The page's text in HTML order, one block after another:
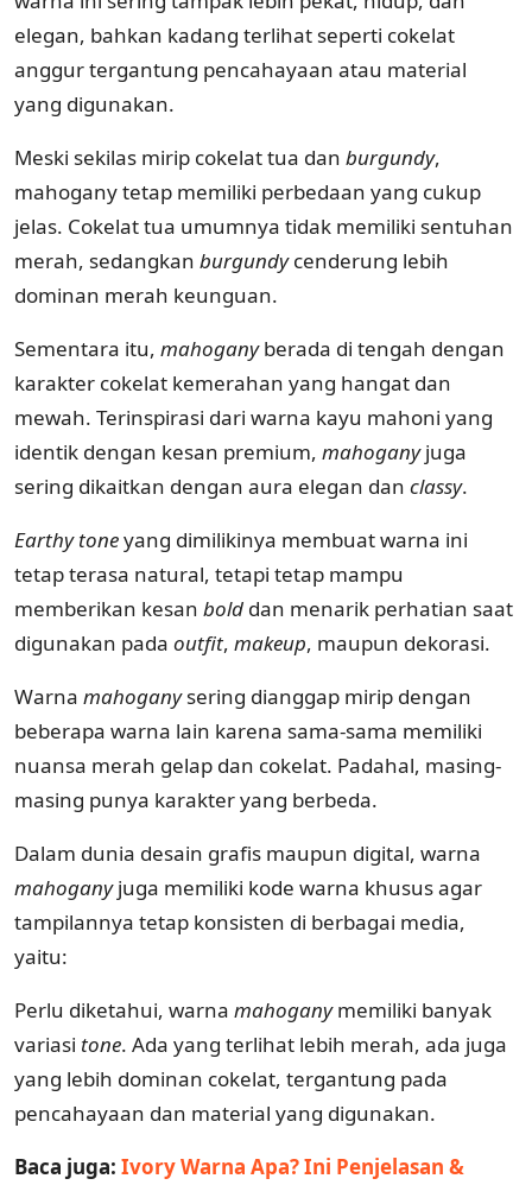
elegan, bahkan kadang terlihat seperti cokelat
anggur tergantung pencahayaan atau material
yang digunakan.
Meski sekilas mirip cokelat tua dan burgundy,
mahogany tetap memiliki perbedaan yang cukup
jelas. Cokelat tua umumnya tidak memiliki sentuhan
merah, sedangkan burgundycenderung lebih
dominan merah keunguan.
Sementara itu, mahoganyberada di tengah dengan
karakter cokelat kemerahan yang hangat dan
mewah. Terinspirasi dari warna kayu mahoni yang
identik dengan kesan premium, mahoganyjuga
sering dikaitkan dengan aura elegan dan classy.
Earthy toneyang dimilikinya membuat warna ini
tetap terasa natural, tetapi tetap mampu
memberikan kesan bold dan menarik perhatian saat
digunakan pada outfit, makeup, maupun dekorasi.
Warna mahoganysering dianggap mirip dengan
beberapa warna lain karena sama-sama memiliki
nuansa merah gelap dan cokelat. Padahal, masing-
masing punya karakter yang berbeda.
Dalam dunia desain grafis maupun digital, warna
mahoganyjuga memiliki kode warna khusus agar
tampilannya tetap konsisten di berbagai media,
yaitu:
Perlu diketahui, warna mahoganymemiliki banyak
variasi tone. Ada yang terlihat lebih merah, ada juga
yang lebih dominan cokelat, tergantung pada
pencahayaan dan material yang digunakan.
Baca juga: Ivory Warna Apa? Ini Penjelasan &